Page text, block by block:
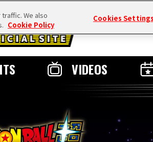
VIDEOS
We also
Cookie Policy
Cookies Settings